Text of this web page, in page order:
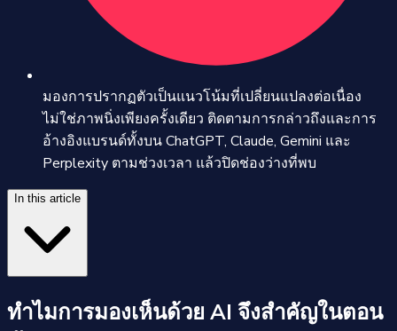
มองการปรากฏตัวเป็นแนวโน้มที่เปลี่ยนแปลงต่อเนื่อง
ไม่ใช่ภาพนิ่งเพียงครั้งเดียว ติดตามการกล่าวถึงและการ
อ้างอิงแบรนด์ทั้งบน ChatGPT, Claude, Gemini และ
Perplexity ตามช่วงเวลา แล้วปิดช่องว่างที่พบ
In this article
ทำไมการมองเห็นด้วย AI จึงสำคัญในตอน